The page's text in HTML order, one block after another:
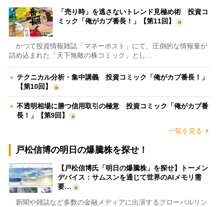
「売り時」を逃さないトレンド見極め術 投資コ
ミック「俺がカブ番長！」【第11回】
かつて投資情報雑誌「マネーポスト」にて、圧倒的な情報量が
詰め込まれた「天下無敵の株コミック」とし…
テクニカル分析・集中講義 投資コミック「俺がカブ番長！」
【第10回】
不透明相場に勝つ信用取引の極意 投資コミック「俺がカブ番
長！」【第9回】
一覧を見る
戸松信博の明日の爆騰株を探せ！
【戸松信博氏「明日の爆騰株」を探せ】トーメン
デバイス：サムスンを通じて世界のAIメモリ需
要…
新聞や雑誌など多数の金融メディアに出演するグローバルリン